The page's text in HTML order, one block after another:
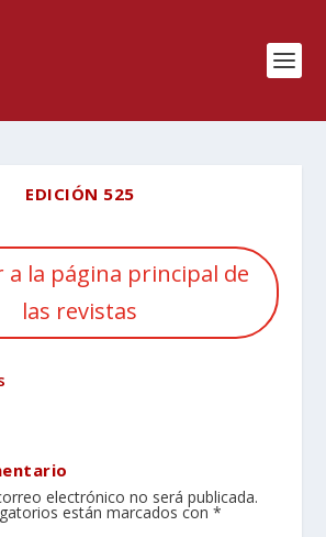
EDICIÓN 525
a la página principal de
las revistas
electrónico no será publicada.
están marcados con *